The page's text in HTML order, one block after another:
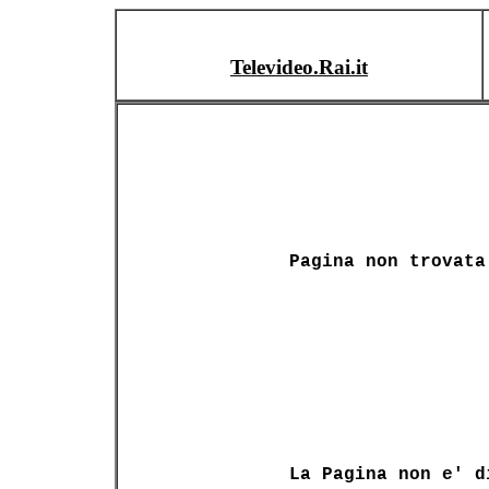
Televideo.Rai.it
Pagina non trovata
La Pagina non e'